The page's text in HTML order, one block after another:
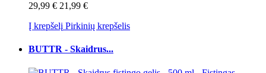
29,99 € 21,99 €
Į krepšelį Pirkinių krepšelis
BUTTR - Skaidrus...